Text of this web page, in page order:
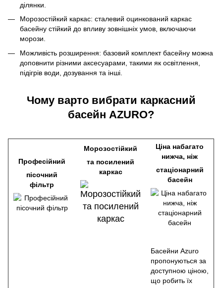
ділянки.
Морозостійкий каркас: сталевий оцинкований каркас
басейну стійкий до впливу зовнішніх умов, включаючи
морози.
Можливість розширення: базовий комплект басейну можна
доповнити різними аксесуарами, такими як освітлення,
підігрів води, дозування та інші.
Чому варто вибрати каркасний
басейн AZURO?
Професійний
пісочний
фільтр
Морозостійкий
та посилений
каркас
Ціна набагато
нижча, ніж
стаціонарний
басейн
Басейни Azuro
пропонуються за
доступною ціною,
що робить їх